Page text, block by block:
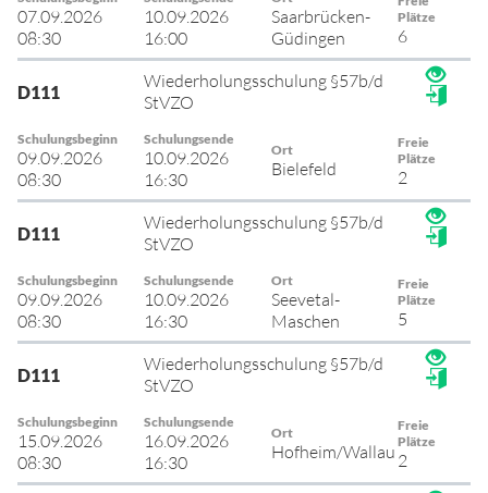
07.09.2026
08:30
10.09.2026
16:00
Saarbrücken-
Güdingen
Plätze
6
D111
Wiederholungsschulung §57b/d
StVZO
Schulungsbeginn
09.09.2026
08:30
Schulungsende
10.09.2026
16:30
Ort
Bielefeld
Freie
Plätze
2
D111
Wiederholungsschulung §57b/d
StVZO
Schulungsbeginn
09.09.2026
08:30
Schulungsende
10.09.2026
16:30
Ort
Seevetal-
Maschen
Freie
Plätze
5
D111
Wiederholungsschulung §57b/d
StVZO
Schulungsbeginn
15.09.2026
08:30
Schulungsende
16.09.2026
16:30
Ort
Hofheim/Wallau
Freie
Plätze
2